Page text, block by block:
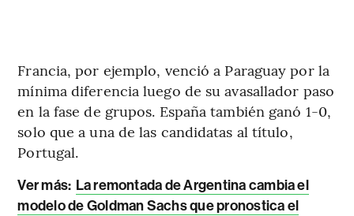
Francia, por ejemplo, venció a Paraguay por la
mínima diferencia luego de su avasallador paso
en la fase de grupos. España también ganó 1-0,
solo que a una de las candidatas al título,
Portugal.
Ver más: La remontada de Argentina cambia el
modelo de Goldman Sachs que pronostica el